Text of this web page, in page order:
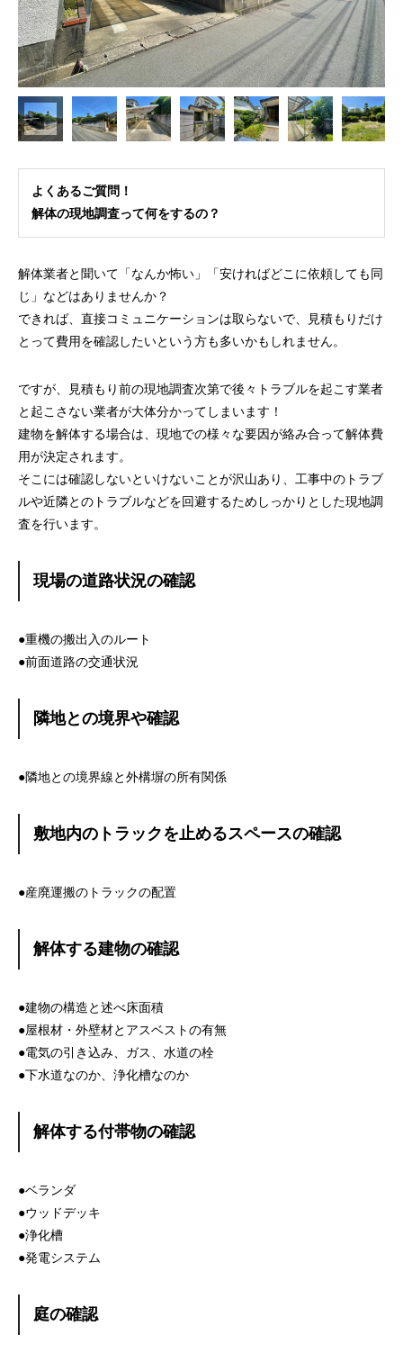
よくあるご質問！
解体の現地調査って何をするの？
解体業者と聞いて「なんか怖い」「安ければどこに依頼しても同
じ」などはありませんか？
できれば、直接コミュニケーションは取らないで、見積もりだけ
とって費用を確認したいという方も多いかもしれません。
ですが、見積もり前の現地調査次第で後々トラブルを起こす業者
と起こさない業者が大体分かってしまいます！
建物を解体する場合は、現地での様々な要因が絡み合って解体費
用が決定されます。
そこには確認しないといけないことが沢山あり、工事中のトラブ
ルや近隣とのトラブルなどを回避するためしっかりとした現地調
査を行います。
現場の道路状況の確認
●重機の搬出入のルート
●前面道路の交通状況
隣地との境界や確認
●隣地との境界線と外構塀の所有関係
敷地内のトラックを止めるスペースの確認
●産廃運搬のトラックの配置
解体する建物の確認
●建物の構造と述べ床面積
●屋根材・外壁材とアスベストの有無
●電気の引き込み、ガス、水道の栓
●下水道なのか、浄化槽なのか
解体する付帯物の確認
●ベランダ
●ウッドデッキ
●浄化槽
●発電システム
庭の確認